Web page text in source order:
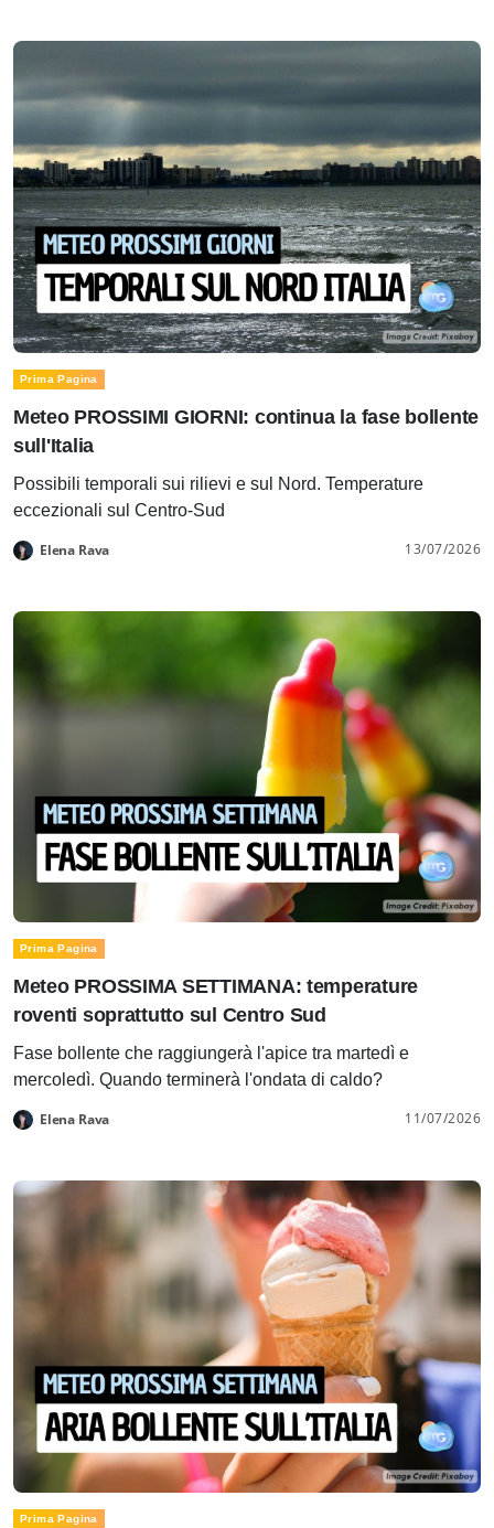
Prima Pagina
Meteo PROSSIMI GIORNI: continua la fase bollente
sull'Italia
Possibili temporali sui rilievi e sul Nord. Temperature
eccezionali sul Centro-Sud
Elena Rava 13/07/2026
Prima Pagina
Meteo PROSSIMA SETTIMANA: temperature
roventi soprattutto sul Centro Sud
Fase bollente che raggiungerà l'apice tra martedì e
mercoledì. Quando terminerà l'ondata di caldo?
Elena Rava 11/07/2026
Prima Pagina